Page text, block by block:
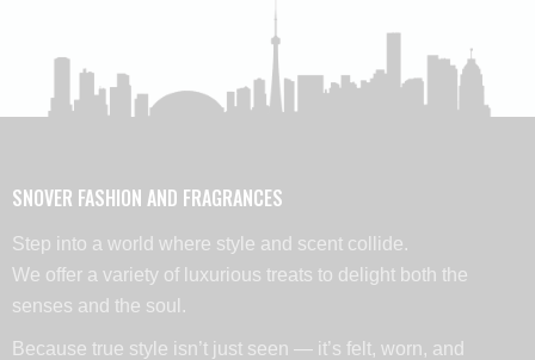
SNOVER FASHION AND FRAGRANCES
Step into a world where style and scent collide.
We offer a variety of luxurious treats to delight both the
senses and the soul.
Because true style isn’t just seen — it’s felt, worn, and